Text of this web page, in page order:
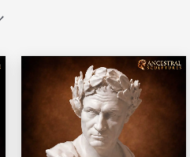
Rango
de
precios:
desde
€68,00
€499,00
producto
tiene
variantes.